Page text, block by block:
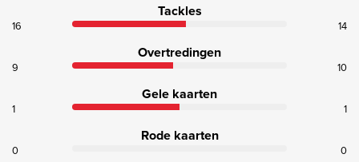
Tackles
16 14
Overtredingen
9 10
Gele kaarten
1 1
Rode kaarten
0 0